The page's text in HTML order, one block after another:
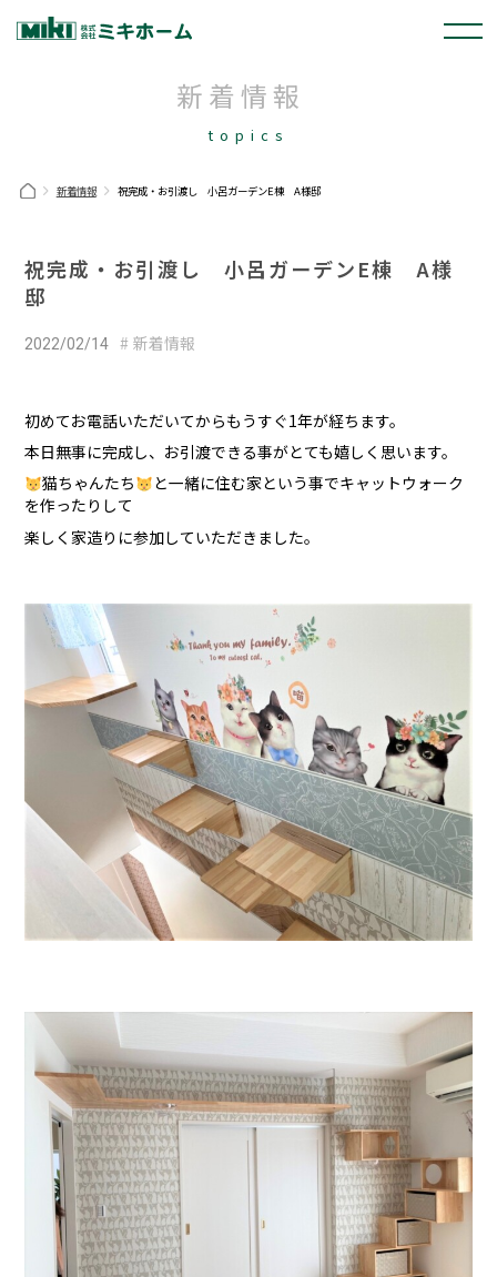
新着情報
topics
新着情報 祝完成・お引渡し 小呂ガーデンE棟 A様邸
祝完成・お引渡し 小呂ガーデンE棟 A様
邸
2022/02/14 新着情報
初めてお電話いただいてからもうすぐ1年が経ちます。
本日無事に完成し、お引渡できる事がとても嬉しく思います。
猫ちゃんたち
と一緒に住む家という事でキャットウォーク
を作ったりして
楽しく家造りに参加していただきました。